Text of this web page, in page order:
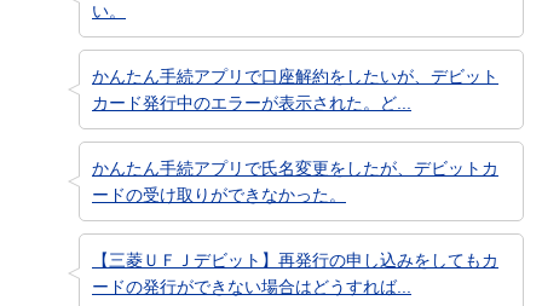
い。
かんたん手続アプリで口座解約をしたいが、デビット
カード発行中のエラーが表示された。ど...
かんたん手続アプリで氏名変更をしたが、デビットカ
ードの受け取りができなかった。
【三菱ＵＦＪデビット】再発行の申し込みをしてもカ
ードの発行ができない場合はどうすれば...